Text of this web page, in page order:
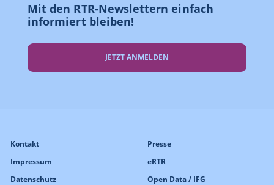
Mit den RTR-Newslettern einfach
informiert bleiben!
JETZT ANMELDEN
Kontakt
Impressum
Datenschutz
Presse
eRTR
Open Data / IFG